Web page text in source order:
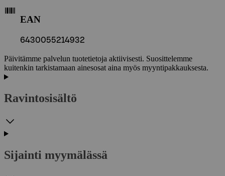
EAN
6430055214932
Päivitämme palvelun tuotetietoja aktiivisesti. Suosittelemme
kuitenkin tarkistamaan ainesosat aina myös myyntipakkauksesta.
Ravintosisältö
Sijainti myymälässä